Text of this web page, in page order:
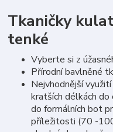
Tkaničky
tenké
Vyberte si z
Přírodní bavlněné
Nejvhodnější
kratších délkách
do formálních bot
příležitosti (70 -